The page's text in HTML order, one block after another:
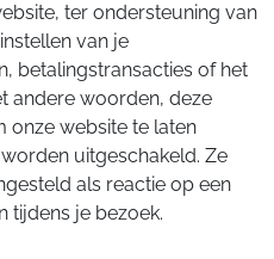
ter ondersteuning van
van je
betalingstransacties of het
andere woorden, deze
onze website te laten
uitgeschakeld. Ze
als reactie op een
tijdens je bezoek.